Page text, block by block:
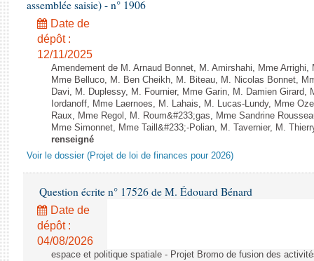
assemblée saisie) - n° 1906
Date de
dépôt :
12/11/2025
Amendement de M. Arnaud Bonnet, M. Amirshahi, Mme
Mme Belluco, M. Ben Cheikh, M. Biteau, M. Nicolas Bonnet,
Davi, M. Duplessy, M. Fournier, Mme Garin, M. Damien Girard,
Iordanoff, Mme Laernoes, M. Lahais, M. Lucas-Lundy, Mme
Raux, Mme Regol, M. Roum&#233;gas, Mme Sandrine
Mme Simonnet, Mme Taill&#233;-Polian, M. Tavernier, M.
renseigné
Voir le dossier (Projet de loi de finances pour 2026)
Question écrite n° 17526 de M. Édouard Bénard
Date de
dépôt :
04/08/2026
espace et politique spatiale - Projet Bromo de fusion des